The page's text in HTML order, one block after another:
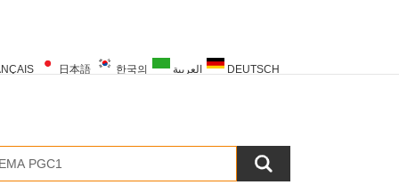
日本語 한국의 العربية DEUTSCH